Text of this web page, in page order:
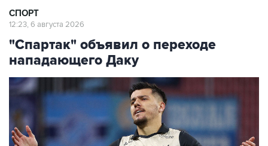
СПОРТ
12:23, 6 августа 2026
"Спартак" объявил о переходе
нападающего Даку